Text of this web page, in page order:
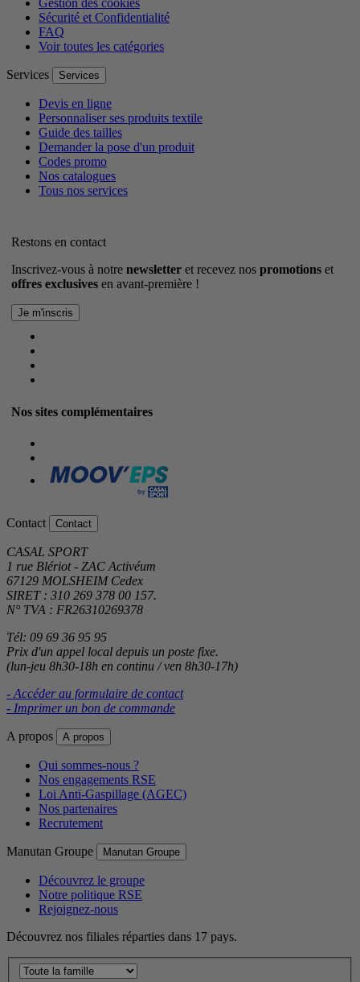
Gestion des cookies
Sécurité et Confidentialité
FAQ
Voir toutes les catégories
Services Services
Devis en ligne
Personnaliser ses produits textile
Guide des tailles
Demander la pose d'un produit
Codes promo
Nos catalogues
Tous nos services
Restons en contact
Inscrivez-vous à notre newsletter et recevez nos promotions et
offres exclusives en avant-première !
Nos sites complémentaires
Contact Contact
CASAL SPORT
1 rue Blériot - ZAC Activéum
67129 MOLSHEIM Cedex
SIRET : 310 269 378 00 157.
N° TVA : FR26310269378
Tél: 09 69 36 95 95
Prix d'un appel local depuis un poste fixe.
(lun-jeu 8h30-18h en continu / ven 8h30-17h)
- Accéder au formulaire de contact
- Imprimer un bon de commande
A propos A propos
Qui sommes-nous ?
Nos engagements RSE
Loi Anti-Gaspillage (AGEC)
Nos partenaires
Recrutement
Manutan Groupe Manutan Groupe
Découvrez le groupe
Notre politique RSE
Rejoignez-nous
Découvrez nos filiales réparties dans 17 pays.